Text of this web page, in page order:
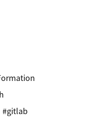
gitlab